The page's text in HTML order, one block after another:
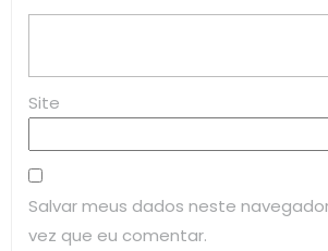
Site
Salvar meus dados neste
vez que eu comentar.